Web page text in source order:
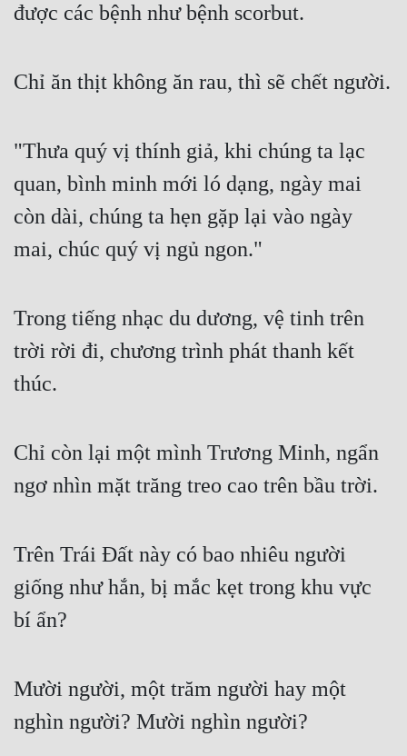
được các bệnh như bệnh scorbut.
Chỉ ăn thịt không ăn rau, thì sẽ chết người.
"Thưa quý vị thính giả, khi chúng ta lạc
quan, bình minh mới ló dạng, ngày mai
còn dài, chúng ta hẹn gặp lại vào ngày
mai, chúc quý vị ngủ ngon."
Trong tiếng nhạc du dương, vệ tinh trên
trời rời đi, chương trình phát thanh kết
thúc.
Chỉ còn lại một mình Trương Minh, ngẩn
ngơ nhìn mặt trăng treo cao trên bầu trời.
Trên Trái Đất này có bao nhiêu người
giống như hắn, bị mắc kẹt trong khu vực
bí ẩn?
Mười người, một trăm người hay một
nghìn người? Mười nghìn người?